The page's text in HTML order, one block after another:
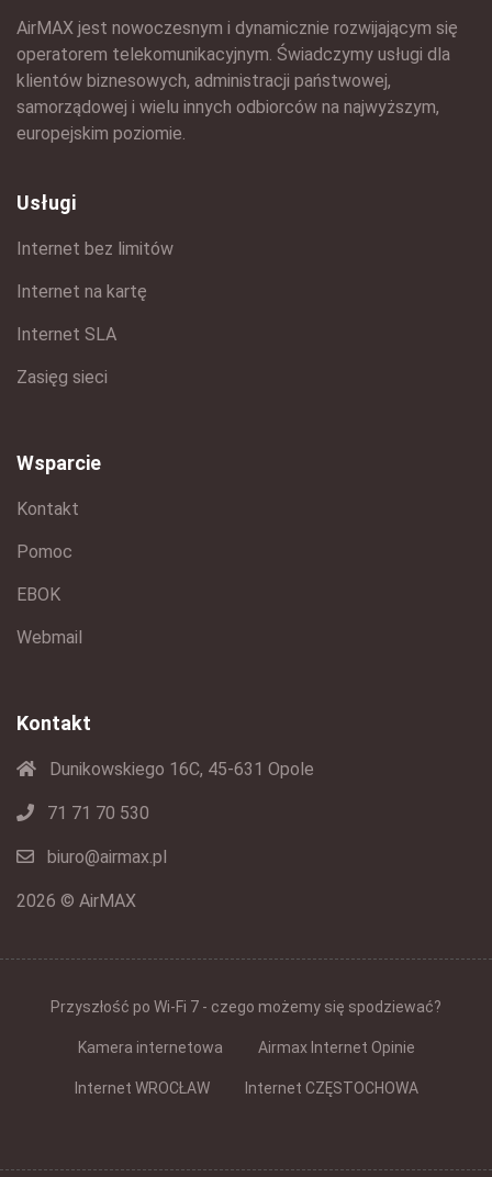
AirMAX jest nowoczesnym i dynamicznie rozwijającym się
operatorem telekomunikacyjnym. Świadczymy usługi dla
klientów biznesowych, administracji państwowej,
samorządowej i wielu innych odbiorców na najwyższym,
europejskim poziomie.
Usługi
Internet bez limitów
Internet na kartę
Internet SLA
Zasięg sieci
Wsparcie
Kontakt
Pomoc
EBOK
Webmail
Kontakt
Dunikowskiego 16C, 45-631 Opole
71 71 70 530
biuro@airmax.pl
2026 © AirMAX
Przyszłość po Wi-Fi 7 - czego możemy się spodziewać?
Kamera internetowa Airmax Internet Opinie
Internet WROCŁAW Internet CZĘSTOCHOWA